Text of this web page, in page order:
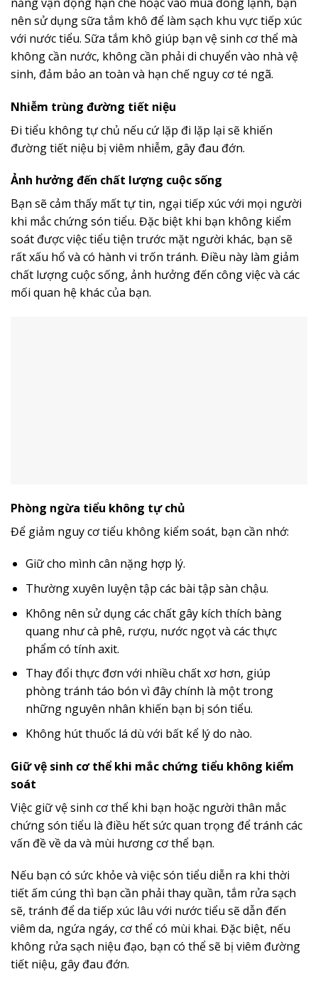
nên sử dụng sữa tắm khô để làm sạch khu vực tiếp xúc
với nước tiểu. Sữa tắm khô giúp bạn vệ sinh cơ thể mà
không cần nước, không cần phải di chuyển vào nhà vệ
sinh, đảm bảo an toàn và hạn chế nguy cơ té ngã.
Nhiễm trùng đường tiết niệu
Đi tiểu không tự chủ nếu cứ lặp đi lặp lại sẽ khiến
đường tiết niệu bị viêm nhiễm, gây đau đớn.
Ảnh hưởng đến chất lượng cuộc sống
Bạn sẽ cảm thấy mất tự tin, ngại tiếp xúc với mọi người
khi mắc chứng són tiểu. Đặc biệt khi bạn không kiểm
soát được việc tiểu tiện trước mặt người khác, bạn sẽ
rất xấu hổ và có hành vi trốn tránh. Điều này làm giảm
chất lượng cuộc sống, ảnh hưởng đến công việc và các
mối quan hệ khác của bạn.
Phòng ngừa tiểu không tự chủ
Để giảm nguy cơ tiểu không kiểm soát, bạn cần nhớ:
Giữ cho mình cân nặng hợp lý.
Thường xuyên luyện tập các bài tập sàn chậu.
Không nên sử dụng các chất gây kích thích bàng
quang như cà phê, rượu, nước ngọt và các thực
phẩm có tính axit.
Thay đổi thực đơn với nhiều chất xơ hơn, giúp
phòng tránh táo bón vì đây chính là một trong
những nguyên nhân khiến bạn bị són tiểu.
Không hút thuốc lá dù với bất kể lý do nào.
Giữ vệ sinh cơ thể khi mắc chứng tiểu không kiểm
soát
Việc giữ vệ sinh cơ thể khi bạn hoặc người thân mắc
chứng són tiểu là điều hết sức quan trọng để tránh các
vấn đề về da và mùi hương cơ thể bạn.
Nếu bạn có sức khỏe và việc són tiểu diễn ra khi thời
tiết ấm cúng thì bạn cần phải thay quần, tắm rửa sạch
sẽ, tránh để da tiếp xúc lâu với nước tiểu sẽ dẫn đến
viêm da, ngứa ngáy, cơ thể có mùi khai. Đặc biệt, nếu
không rửa sạch niệu đạo, bạn có thể sẽ bị viêm đường
tiết niệu, gây đau đớn.